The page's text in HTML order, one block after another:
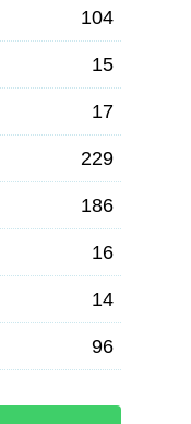
104
15
17
229
186
16
14
96